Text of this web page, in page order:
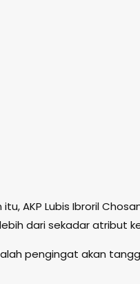
AKP Lubis Ibroril
dari sekadar atribut
pengingat akan